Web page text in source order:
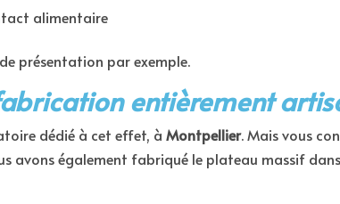
alimentaire
présentation par exemple.
entièrement
dédié à cet effet, àMontpellier. Mais vous
avons également fabriqué le plateau massif